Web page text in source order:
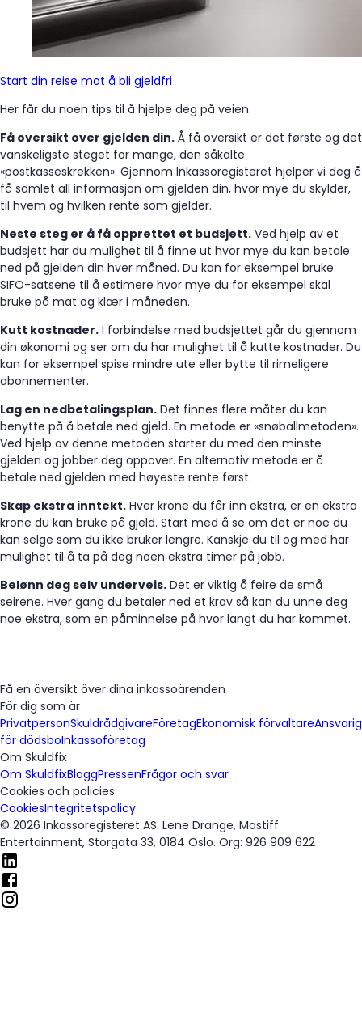
Start din reise mot å bli gjeldfri
Her får du noen tips til å hjelpe deg på veien.
Få oversikt over gjelden din. Å få oversikt er det første og det
vanskeligste steget for mange, den såkalte
«postkasseskrekken». Gjennom Inkassoregisteret hjelper vi deg å
få samlet all informasjon om gjelden din, hvor mye du skylder,
til hvem og hvilken rente som gjelder.
Neste steg er å få opprettet et budsjett. Ved hjelp av et
budsjett har du mulighet til å finne ut hvor mye du kan betale
ned på gjelden din hver måned. Du kan for eksempel bruke
SIFO-satsene til å estimere hvor mye du for eksempel skal
bruke på mat og klær i måneden.
Kutt kostnader. I forbindelse med budsjettet går du gjennom
din økonomi og ser om du har mulighet til å kutte kostnader. Du
kan for eksempel spise mindre ute eller bytte til rimeligere
abonnementer.
Lag en nedbetalingsplan. Det finnes flere måter du kan
benytte på å betale ned gjeld. En metode er «snøballmetoden».
Ved hjelp av denne metoden starter du med den minste
gjelden og jobber deg oppover. En alternativ metode er å
betale ned gjelden med høyeste rente først.
Skap ekstra inntekt. Hver krone du får inn ekstra, er en ekstra
krone du kan bruke på gjeld. Start med å se om det er noe du
kan selge som du ikke bruker lengre. Kanskje du til og med har
mulighet til å ta på deg noen ekstra timer på jobb.
Belønn deg selv underveis. Det er viktig å feire de små
seirene. Hver gang du betaler ned et krav så kan du unne deg
noe ekstra, som en påminnelse på hvor langt du har kommet.
Få en översikt över dina inkassoärenden
För dig som är
PrivatpersonSkuldrådgivareFöretagEkonomisk förvaltareAnsvarig
för dödsboInkassoföretag
Om Skuldfix
Om SkuldfixBloggPressenFrågor och svar
Cookies och policies
CookiesIntegritetspolicy
© 2026 Inkassoregisteret AS. Lene Drange, Mastiff
Entertainment, Storgata 33, 0184 Oslo. Org: 926 909 622